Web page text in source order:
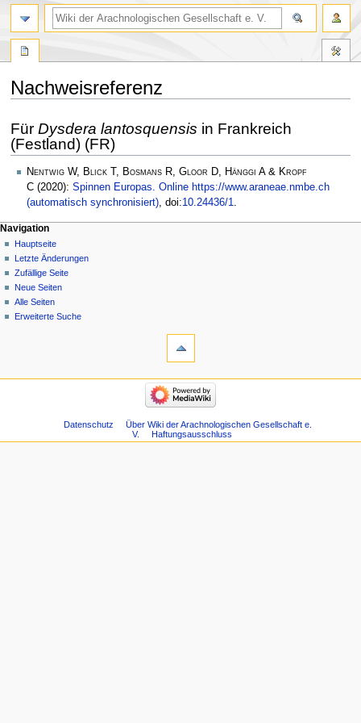
Nachweisreferenz
Navigation
springen
Suche
springen
Für Dysdera lantosquensis in Frankreich
(Festland) (FR)
Nentwig W, Blick T, Bosmans R, Gloor D, Hänggi A & Kropf
C (2020): Spinnen Europas. Online https://www.araneae.nmbe.ch
(automatisch synchronisiert), doi:10.24436/1.
Navigation
Hauptseite
Letzte Änderungen
Zufällige Seite
Neue Seiten
Alle Seiten
Erweiterte Suche
Datenschutz
Über Wiki der Arachnologischen Gesellschaft e.
V.
Haftungsausschluss